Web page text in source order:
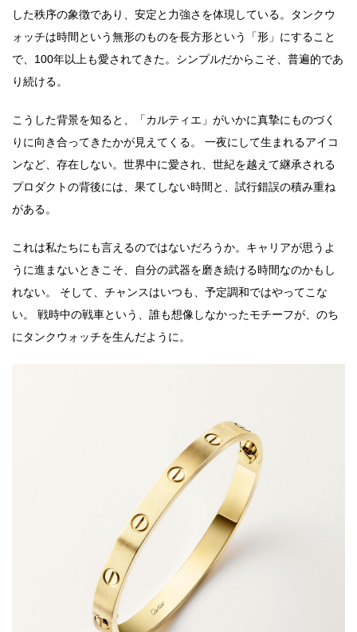
した秩序の象徴であり、安定と力強さを体現している。タンクウ
ォッチは時間という無形のものを長方形という「形」にすること
で、100年以上も愛されてきた。シンプルだからこそ、普遍的であ
り続ける。
こうした背景を知ると、「カルティエ」がいかに真摯にものづく
りに向き合ってきたかが見えてくる。 一夜にして生まれるアイコ
ンなど、存在しない。世界中に愛され、世紀を越えて継承される
プロダクトの背後には、果てしない時間と、試行錯誤の積み重ね
がある。
これは私たちにも言えるのではないだろうか。キャリアが思うよ
うに進まないときこそ、自分の武器を磨き続ける時間なのかもし
れない。 そして、チャンスはいつも、予定調和ではやってこな
い。 戦時中の戦車という、誰も想像しなかったモチーフが、のち
にタンクウォッチを生んだように。